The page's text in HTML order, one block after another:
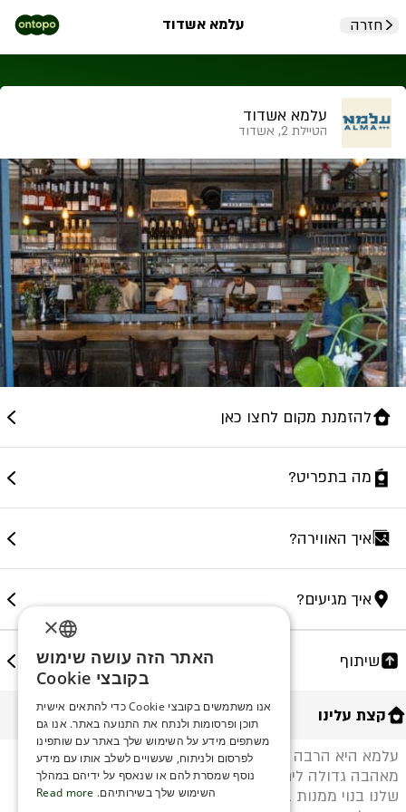
חזרה עלמא אשדוד
עלמא אשדוד
הטיילת 2, אשדוד
להזמנת מקום לחצו כאן
מה בתפריט?
איך האווירה?
איך מגיעים?
שיתוף
קצת עלינו
עלמא היא הרבה יותר ממסעדה - היא חוויה. נולדה
מאהבה גדולה לים, לאוכל טוב ולבילוי עם חברים. התפריט
שלנו בנוי ממנות בינוניות לשיתוף, כי הכי כיף לטעום
ENGLISH
SERBIA
HEBREW
RUSSIAN
×
האתר הזה עושה שימוש
בקובצי Cookie
אנו משתמשים בקובצי Cookie כדי להתאים אישית
תוכן ופרסומות ולנתח את התנועה באתר. אנו גם
משתפים מידע על השימוש שלך באתר עם שותפינו
לפרסום ולניתוח, שעשויים לשלב אותו עם מידע
נוסף שמסרת להם או שנאסף על ידיהם במהלך
השימוש שלך בשירותיהם. Read more